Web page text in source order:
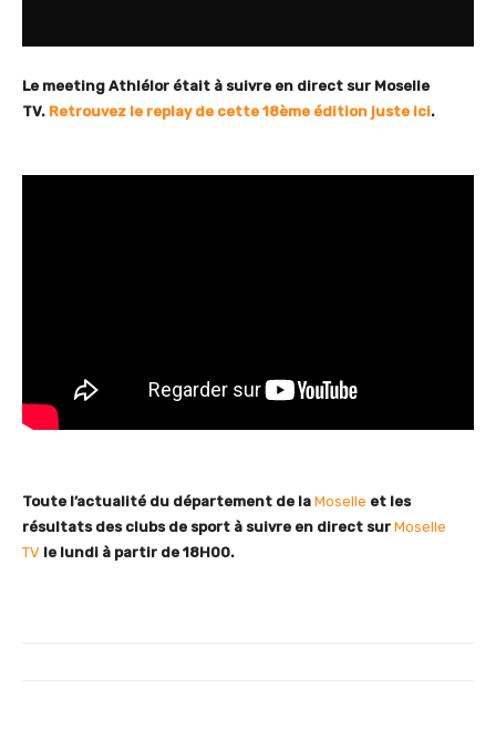
Le meeting Athlélor était à suivre en direct sur Moselle
TV. Retrouvez le replay de cette 18ème édition juste ici.
Toute l’actualité du département de la Moselle et les
résultats des clubs de sport à suivre en direct sur Moselle
TV le lundi à partir de 18H00.